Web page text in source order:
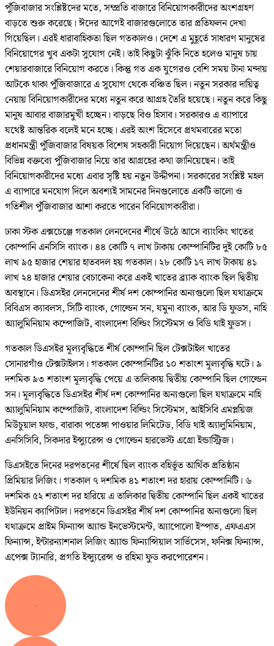
পুঁজিবাজার সংশ্লিষ্টদের মতে, সম্প্রতি বাজারে বিনিয়োগকারীদের অংশগ্রহণ
বাড়তে শুরু করেছে। ঈদের আগেই বাজারগুলোতে তার প্রতিফলন দেখা
গিয়েছিল। এরই ধারাবাহিকতা ছিল গতকালও। দেশে এ মুহূর্তে সাধারণ মানুষের
বিনিয়োগের খুব একটা সুযোগ নেই। তাই কিছুটা ঝুঁকি নিতে হলেও মানুষ চায়
শেয়ারবাজারে বিনিয়োগ করতে। কিন্তু গত এক যুগেরও বেশি সময় টানা মন্দায়
আটকে থাকা পুঁজিবাজারে এ সুযোগ থেকে বঞ্চিত ছিল। নতুন সরকার দায়িত্ব
নেয়ায় বিনিয়োগকারীদের মধ্যে নতুন করে আগ্রহ তৈরি হয়েছে। নতুন করে কিছু
মানুষ আবার বাজারমুখী হচ্ছেন। বাড়ছে বিও হিসাব। সরকারও এ ব্যাপারে
যথেষ্ট আন্তরিক বলেই মনে হচ্ছে। এরই অংশ হিসেবে প্রথমবারের মতো
প্রধানমন্ত্রী পুঁজিবাজার বিষয়ক বিশেষ সহকারী নিয়োগ দিয়েছেন। অর্থমন্ত্রীও
বিভিন্ন বক্তব্যে পুঁজিবাজার নিয়ে তার আগ্রহের কথা জানিয়েছেন। তাই
বিনিয়োগকারীদের মধ্যে এবার সৃষ্টি হয় নতুন উদ্দীপনা। সরকারের সংশ্লিষ্ট মহল
এ ব্যাপারে মনযোগ দিলে অবশ্যই সামনের দিনগুলোতে একটি ভালো ও
গতিশীল পুঁজিবাজার আশা করতে পারেন বিনিয়োগকারীরা।
ঢাকা স্টক এক্সচেঞ্জে গতকাল লেনদেনের শীর্ষে উঠে আসে ব্যাংকিং খাতের
কোম্পানি এনসিসি ব্যাংক। ৪৪ কোটি ৭ লাখ টাকায় কোম্পানিটির দুই কোটি ৮৫
লাখ ৯৫ হাজার শেয়ার হাতবদল হয় গতকাল। ২৮ কোটি ১৭ লাখ টাকায় ৪১
লাখ ২৪ হাজার শেয়ার বেচাকেনা করে একই খাতের ব্র্যাক ব্যাংক ছিল দ্বিতীয়
অবস্থানে। ডিএসইর লেনদেনের শীর্ষ দশ কোম্পানির অন্যগুলো ছিল যথাক্রমে
বিবিএস ক্যাবলস, সিটি ব্যাংক, গোল্ডেন সন, যমুনা ব্যাংক, আর ডি ফুডস, নাহি
অ্যালুমিনিয়াম কম্পোজিট, বাংলাদেশ বিল্ডিং সিস্টেমস ও বিডি থাই ফুডস।
গতকাল ডিএসইর মূল্যবৃদ্ধিতে শীর্ষ কোম্পানি ছিল টেক্সটাইল খাতের
সোনারগাঁও টেক্সটাইলস। গতকাল কোম্পানিটির ১০ শতাংশ মূল্যবৃদ্ধি ঘটে। ৯
দশমিক ৯৩ শতাংশ মূল্যবৃদ্ধি পেয়ে এ তালিকায় দ্বিতীয় কোম্পানি ছিল গোল্ডেন
সন। মূল্যবৃদ্ধিতে ডিএসইর শীর্ষ দশ কোম্পানির অন্যগুলো ছিল যথাক্রমে নাহি
অ্যালুমিনিয়াম কম্পোজিট, বাংলাদেশ বিল্ডিং সিস্টেমস, আইসিবি এমপ্লয়িজ
মিউচুয়াল ফান্ড, বারাকা পতেঙ্গা পাওয়ার লিমিটেড, বিডি থাই অ্যালুমিনিয়াম,
এনসিসিবি, সিকদার ইন্স্যুরেন্স ও গোল্ডেন হারভেস্ট এগ্রো ইন্ডাস্ট্রিজ।
ডিএসইতে দিনের দরপতনের শীর্ষে ছিল ব্যাংক বহির্ভূত আর্থিক প্রতিষ্ঠান
প্রিমিয়ার লিজিং। গতকাল ৭ দশমিক ৪১ শতাংশ দর হারায় কোম্পানিটি। ৬
দশমিক ৫২ শতাংশ দর হারিয়ে এ তালিকার দ্বিতীয় কোম্পানি ছিল একই খাতের
ইউনিয়ন ক্যাপিটাল। দরপতনে ডিএসইর শীর্ষ দশ কোম্পানির অন্যগুলো ছিল
যথাক্রমে প্রাইম ফিন্যান্স অ্যান্ড ইনভেস্টমেন্ট, অ্যাপোলো ইস্পাত, এফএএস
ফিন্যান্স, ইন্টারন্যাশনাল লিজিং অ্যান্ড ফিন্যান্সিয়াল সার্ভিসেস, ফনিক্স ফিন্যান্স,
এপেক্স ট্যানারি, প্রগতি ইন্স্যুরেন্স ও রহিমা ফুড করপোরেশন।